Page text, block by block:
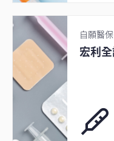
自願醫
宏利